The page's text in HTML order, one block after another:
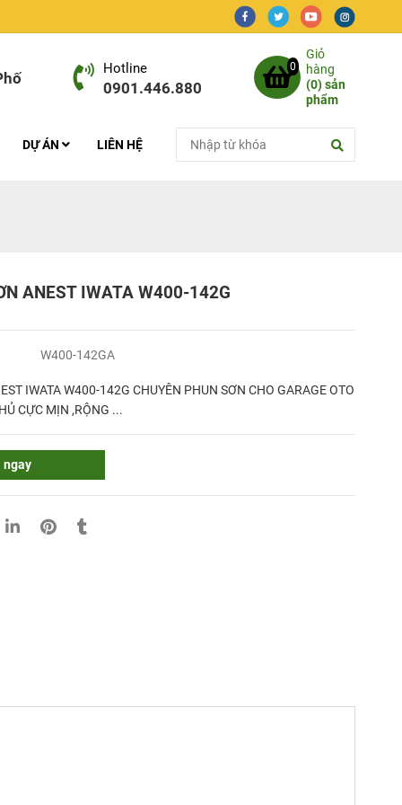
Hotline
0901.446.880
0
Giỏ
hàng
(0) sản
phẩm
DỰ ÁN LIÊN HỆ
ANEST IWATA W400-142G
W400-142GA
IWATA W400-142G CHUYÊN PHUN SƠN CHO GARAGE OTO
CỰC MỊN ,RỘNG ...